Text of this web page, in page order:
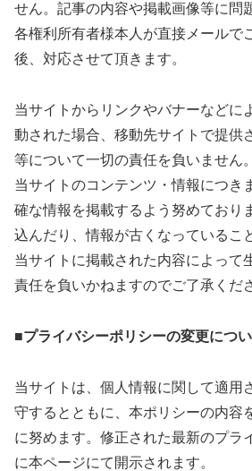
せん。記事の内容や掲載画像等に問
各権利所有者様本人が直接メールで
後、対応させて頂きます。
当サイトからリンクやバナーなどに
動された場合、移動先サイトで提供
等について一切の責任を負いません。
当サイトのコンテンツ・情報につき
確な情報を掲載するよう努めており
込んだり、情報が古くなっているこ
当サイトに掲載された内容によって
責任を負いかねますのでご了承くだ
■プライバシーポリシーの変更につ
当サイトは、個人情報に関して適用
守するとともに、本ポリシーの内容
に努めます。修正された最新のプラ
に本ページにて開示されます。